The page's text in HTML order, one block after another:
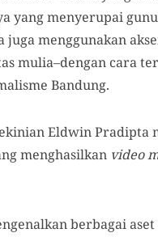
yang menyerupai
menggunakan
mulia–dengan cara
Bandung.
Eldwin Pradipta
menghasilkan video
berbagai